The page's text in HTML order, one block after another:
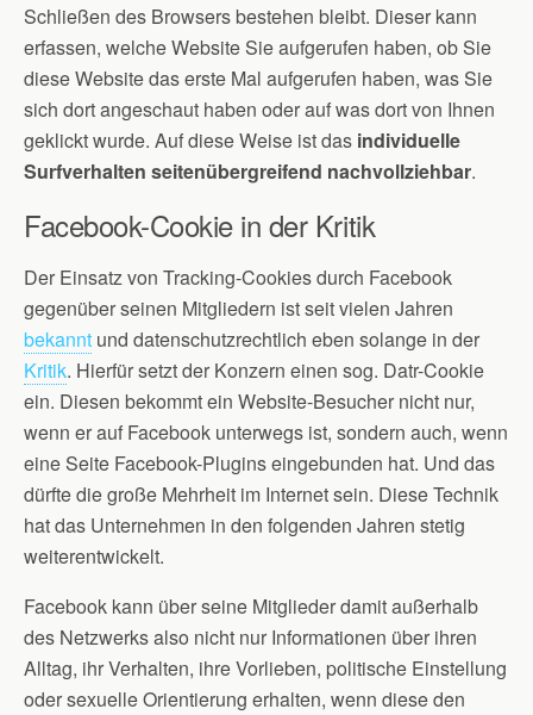
Schließen des Browsers bestehen bleibt. Dieser kann
erfassen, welche Website Sie aufgerufen haben, ob Sie
diese Website das erste Mal aufgerufen haben, was Sie
sich dort angeschaut haben oder auf was dort von Ihnen
geklickt wurde. Auf diese Weise ist das individuelle
Surfverhalten seitenübergreifend nachvollziehbar.
Facebook-Cookie in der Kritik
Der Einsatz von Tracking-Cookies durch Facebook
gegenüber seinen Mitgliedern ist seit vielen Jahren
bekannt und datenschutzrechtlich eben solange in der
Kritik. Hierfür setzt der Konzern einen sog. Datr-Cookie
ein. Diesen bekommt ein Website-Besucher nicht nur,
wenn er auf Facebook unterwegs ist, sondern auch, wenn
eine Seite Facebook-Plugins eingebunden hat. Und das
dürfte die große Mehrheit im Internet sein. Diese Technik
hat das Unternehmen in den folgenden Jahren stetig
weiterentwickelt.
Facebook kann über seine Mitglieder damit außerhalb
des Netzwerks also nicht nur Informationen über ihren
Alltag, ihr Verhalten, ihre Vorlieben, politische Einstellung
oder sexuelle Orientierung erhalten, wenn diese den